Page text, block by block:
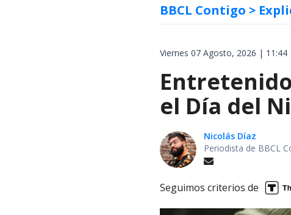
BBCL Contigo >
Viernes 07 Agosto, 2026 | 11:44
el Día del
Nicolás Díaz
Periodista de BBCL
Seguimos criterios de